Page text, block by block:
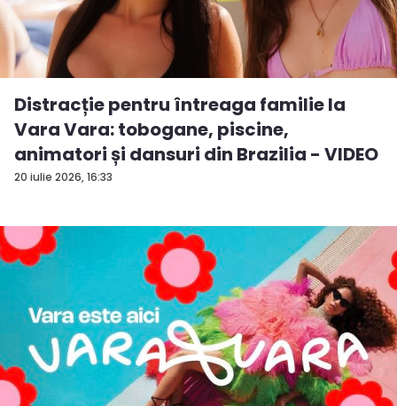
20 iulie 2026, 16:33
Distracție pentru întreaga familie la
Vara Vara: tobogane, piscine,
animatori și dansuri din Brazilia - VIDEO